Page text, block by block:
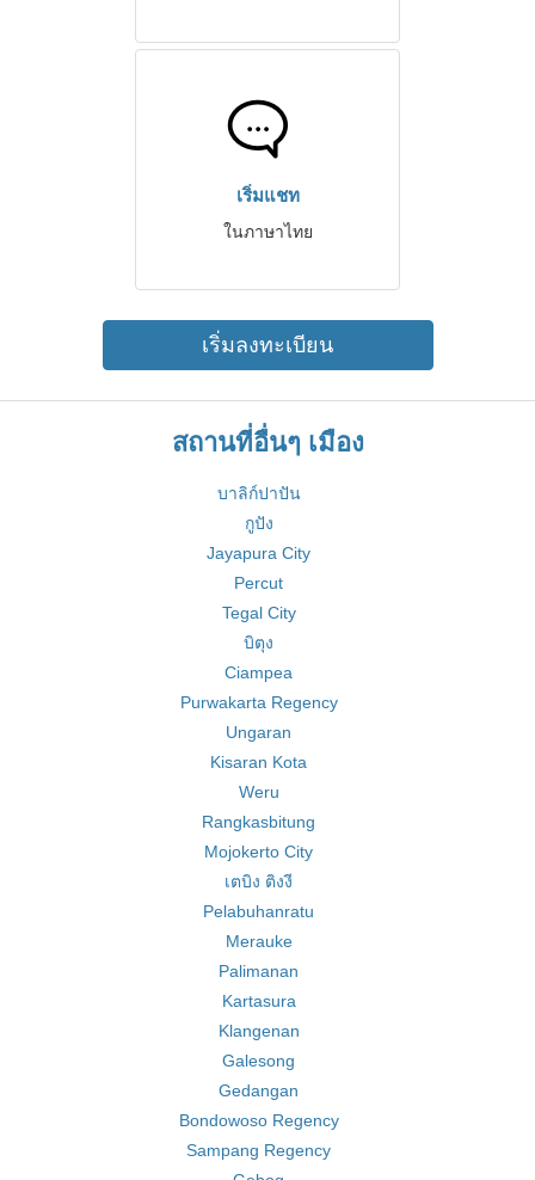
เริ่มแชท
ในภาษาไทย
เริ่มลงทะเบียน
สถานที่อื่นๆ เมือง
บาลิก์ปาปัน
กูปัง
Jayapura City
Percut
Tegal City
บิตุง
Ciampea
Purwakarta Regency
Ungaran
Kisaran Kota
Weru
Rangkasbitung
Mojokerto City
เตบิง ติงงี
Pelabuhanratu
Merauke
Palimanan
Kartasura
Klangenan
Galesong
Gedangan
Bondowoso Regency
Sampang Regency